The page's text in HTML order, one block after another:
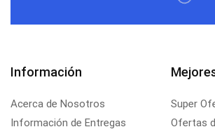
Información
Acerca de Nosotros
Información de Entregas
Super
Ofertas